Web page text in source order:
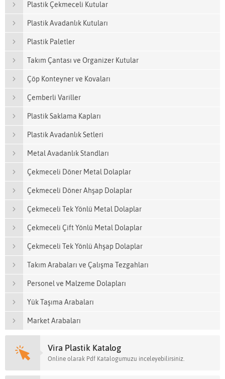
Plastik Çekmeceli Kutular
Plastik Avadanlık Kutuları
Plastik Paletler
Takım Çantası ve Organizer Kutular
Çöp Konteyner ve Kovaları
Çemberli Variller
Plastik Saklama Kapları
Plastik Avadanlık Setleri
Metal Avadanlık Standları
Çekmeceli Döner Metal Dolaplar
Çekmeceli Döner Ahşap Dolaplar
Çekmeceli Tek Yönlü Metal Dolaplar
Çekmeceli Çift Yönlü Metal Dolaplar
Çekmeceli Tek Yönlü Ahşap Dolaplar
Takım Arabaları ve Çalışma Tezgahları
Personel ve Malzeme Dolapları
Yük Taşıma Arabaları
Market Arabaları
Vira Plastik Katalog
Online olarak Pdf Katalogumuzu inceleyebilirsiniz.